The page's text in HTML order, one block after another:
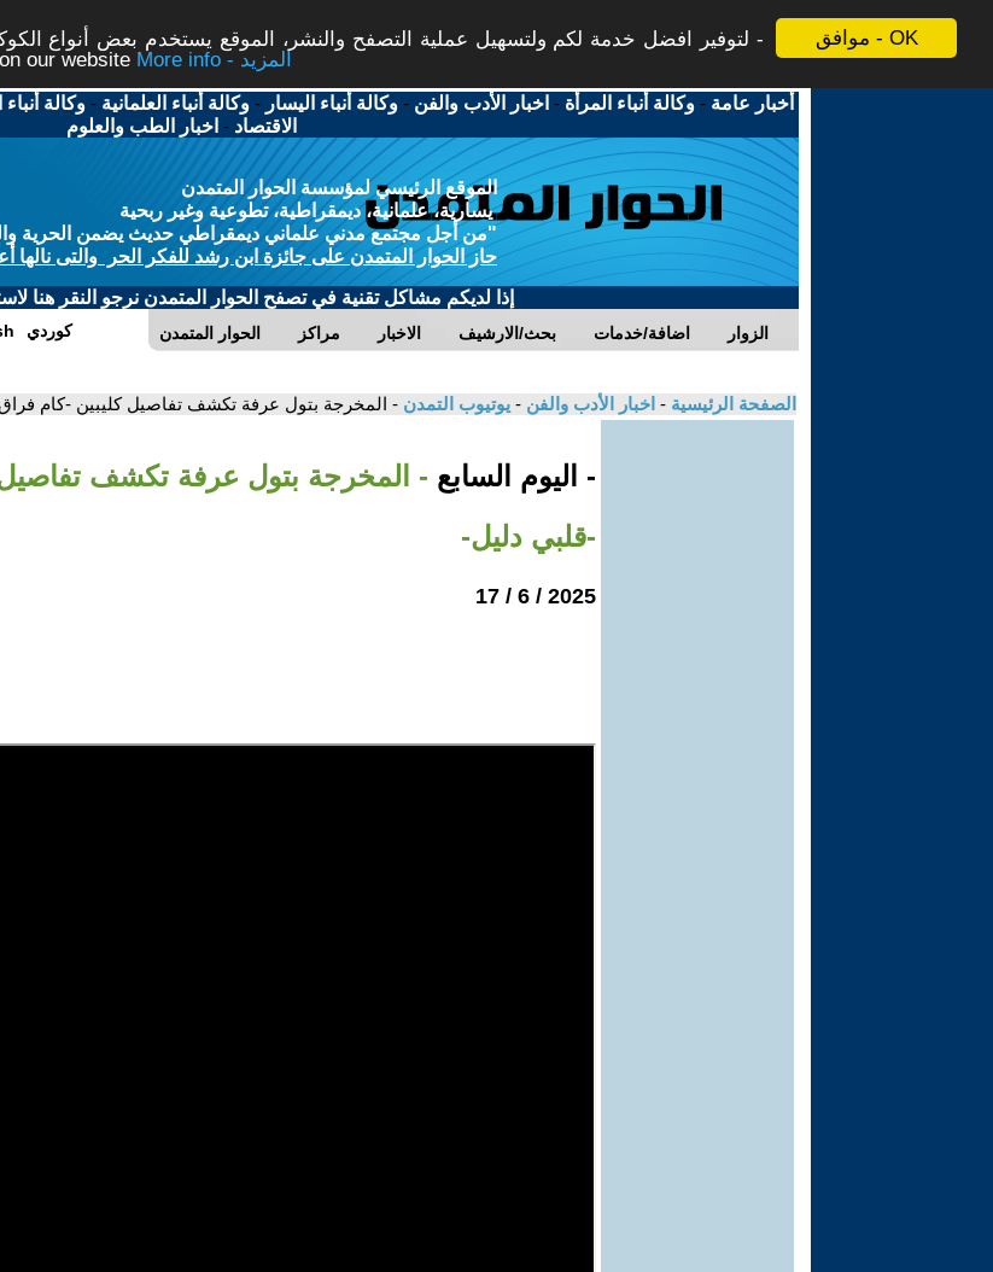
موافق - OK
لتوفير افضل خدمة لكم ولتسهيل عملية التصفح والنشر، الموقع يستخدم بعض أنواع
our website
More info - المزيد
أخبار عامة -وكالة أنباء المرأة - اخبار الأدب والفن -وكالة أنباء اليسار -وكالة أنباء العلمانية -وكالة
الاقتصاد - اخبار الطب والعلوم
الموقع الرئيسي لمؤسسة الحوار المتمدن
يسارية، علمانية، ديمقراطية، تطوعية وغير ربحية
"من أجل مجتمع مدني علماني ديمقراطي حديث يضمن الحرية
حاز الحوار المتمدن على جائزة ابن رشد للفكر الحر والتى نالها
إذا لديكم مشاكل تقنية في تصفح الحوار المتمدن نرجو النقر هنا
الحوار المتمدن مراكز الاخبار بحث/الارشيف اضافة/خدمات الزوار كوردي
الصفحة الرئيسية - اخبار الأدب والفن - يوتيوب التمدن - المخرجة بتول عرفة تكشف تفاصيل كليبين -كام
- اليوم السابع - المخرجة بتول عرفة تكشف تفاصيل
-قلبي دليل-
2025 / 6 / 17